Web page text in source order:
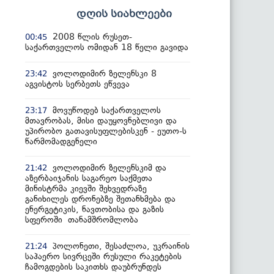
დღის სიახლეები
00:45
2008 წლის რუსეთ-
საქართველოს ომიდან 18 წელი გავიდა
23:42
ვოლოდიმირ ზელენსკი 8
აგვისტოს სერბეთს ეწვევა
23:17 მოვუწოდებ საქართველოს
მთავრობას, მისი დაუყოვნებლივი და
უპირობო გათავისუფლებისკენ - ეუთო-ს
წარმომადგენელი
21:42
ვოლოდიმირ ზელენსკიმ და
აზერბაიჯანის საგარეო საქმეთა
მინისტრმა კიევში შეხვედრაზე
განიხილეს დრონებზე შეთანხმება და
ენერგეტიკის, ნავთობისა და გაზის
სფეროში თანამშრომლობა
21:24 პოლონეთი, შესაძლოა, უკრაინის
საჰაერო სივრცეში რუსული რაკეტების
ჩამოგდების საკითხს დაუბრუნდეს